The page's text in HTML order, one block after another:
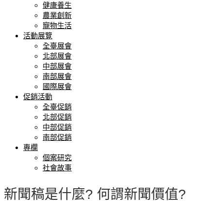
健康養生
農業創新
寵物生活
活動展覽
全臺展會
北部展會
中部展會
南部展會
國際展會
促銷活動
全臺促銷
北部促銷
中部促銷
南部促銷
專欄
個案研究
社會故事
新聞稿是什麼? 何謂新聞價值?